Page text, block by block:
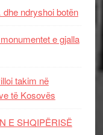
ndryshoi botën
e gjalla
takim në
të Kosovës
E SHQIPËRISË